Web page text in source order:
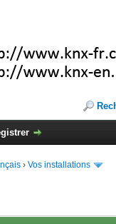
› Vos installations